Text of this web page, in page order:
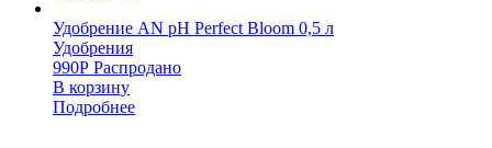
Удобрение AN pH Perfect Bloom 0,5 л
Удобрения
990Р Распродано
В корзину
Подробнее